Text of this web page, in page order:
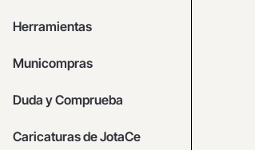
Herramientas
Municompras
Duda y Comprueba
Caricaturas de JotaCe